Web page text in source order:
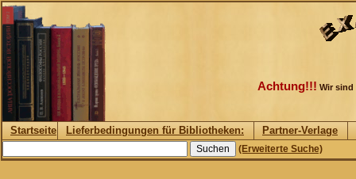
Achtung!!! Wir sind
Startseite Lieferbedingungen für Bibliotheken: Partner-Verlage
(Erweiterte Suche)